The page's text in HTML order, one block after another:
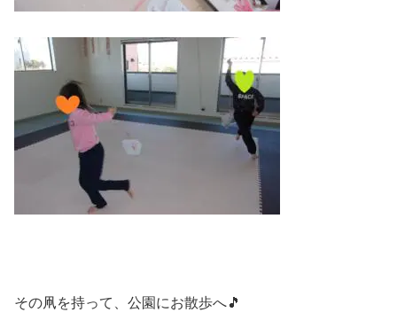
その凧を持って、公園にお散歩へ🎵